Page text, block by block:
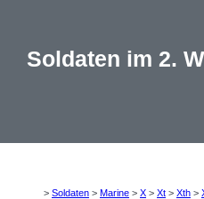
Soldaten im 2.
> Soldaten > Marine > X > Xt > Xth >